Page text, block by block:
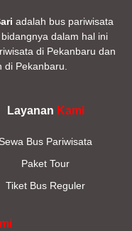
adalah bus pariwisata
dalam hal ini
di Pekanbaru dan
Pekanbaru.
Layanan Kami
Sewa Bus Pariwisata
Paket Tour
Tiket Bus Reguler